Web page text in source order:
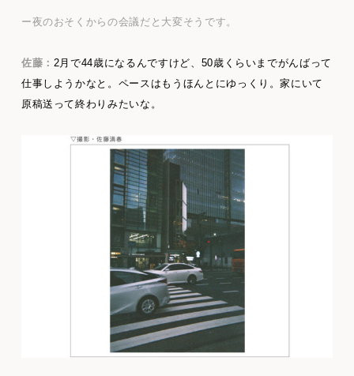
ー夜のおそくからの会議だと大変そうです。
佐藤： 2月で44歳になるんですけど、50歳くらいまでがんばって
仕事しようかなと。ペースはもうほんとにゆっくり。家にいて
原稿送って終わりみたいな。